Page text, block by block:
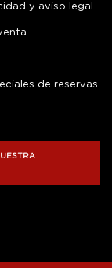
y aviso legal
de reservas